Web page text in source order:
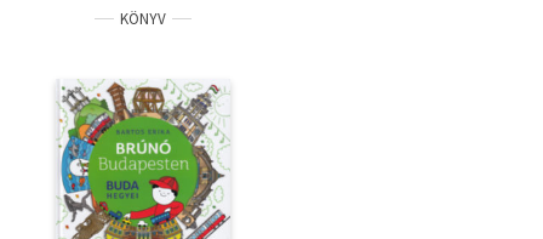
KÖNYV